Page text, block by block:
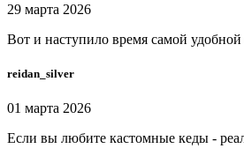
29 марта 2026
Вот и наступило время самой
reidan_silver
01 марта 2026
Если вы любите кастомные кеды -